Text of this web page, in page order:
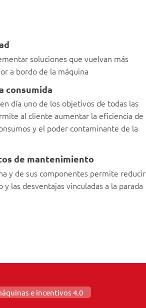
soluciones que vuelvan más
a bordo de la máquina
consumida
día uno de los objetivos de todas las
al cliente aumentar la eficiencia de
y el poder contaminante de la
de mantenimiento
y de sus componentes permite reducir
las desventajas vinculadas a la parada
e incentivos 4.0